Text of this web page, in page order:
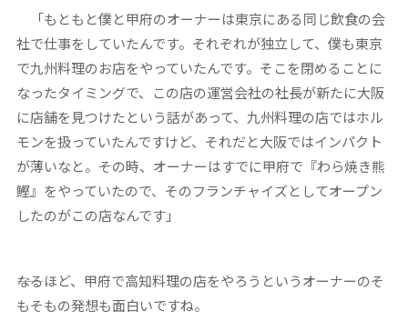
「もともと僕と甲府のオーナーは東京にある同じ飲食の会
社で仕事をしていたんです。それぞれが独立して、僕も東京
で九州料理のお店をやっていたんです。そこを閉めることに
なったタイミングで、この店の運営会社の社長が新たに大阪
に店舗を見つけたという話があって、九州料理の店ではホル
モンを扱っていたんですけど、それだと大阪ではインパクト
が薄いなと。その時、オーナーはすでに甲府で『わら焼き熊
鰹』をやっていたので、そのフランチャイズとしてオープン
したのがこの店なんです」
――なるほど、甲府で高知料理の店をやろうというオーナーのそ
もそもの発想も面白いですね。